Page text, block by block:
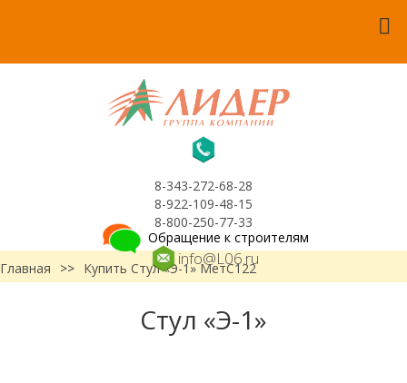
8-343-272-68-28
8-922-109-48-15
8-800-250-77-33
info@L06.ru
Обращение к строителям
Главная
>> Купить Стул «Э-1» МетС122
Стул «Э-1»